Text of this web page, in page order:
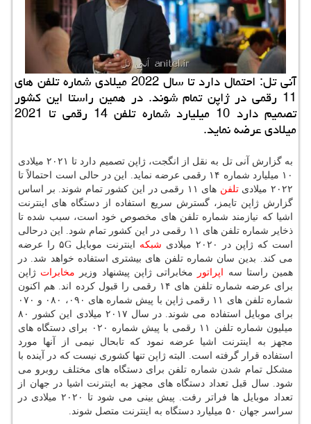
آنی تل: احتمال دارد تا سال 2022 میلادی شماره تلفن های
11 رقمی در ژاپن تمام شوند. در همین راستا این كشور
تصمیم دارد 10 میلیارد شماره تلفن 14 رقمی تا 2021
میلادی عرضه نماید.
به گزارش آنی تل به نقل از انگجت، ژاپن تصمیم دارد تا ۲۰۲۱ میلادی
۱۰ میلیارد شماره ۱۴ رقمی عرضه نماید. این در حالی است احتمالاً تا
۲۰۲۲ میلادی
تلفن
های ۱۱ رقمی در این كشور تمام شوند. بر اساس
گزارش ژاپن تایمز، گسترش سریع استفاده از دستگاه های اینترنت
اشیا كه نیازمند شماره تلفن های مخصوص خود است، سبب شده تا
ذخایر شماره تلفن های ۱۱ رقمی در این كشور تمام شود. این درحالی
است كه ژاپن در ۲۰۲۰ میلادی
شبكه
اینترنت موبایل ۵G را عرضه
می كند. بدین سان شماره تلفن های بیشتری استفاده خواهد شد. در
همین راستا سه
اپراتور مخابراتی ژاپن پیشنهاد وزیر مخابرات ژاپن
برای عرضه شماره تلفن های ۱۴ رقمی را قبول كرده اند. هم اكنون
شماره تلفن های ۱۱ رقمی ژاپن با پیش شماره های ۰۹۰، ۰۸۰ و ۰۷۰
برای موبایل استفاده می شوند. در سال ۲۰۱۷ میلادی این كشور ۸۰
میلیون شماره تلفن ۱۱ رقمی با پیش شماره ۰۲۰ برای دستگاه های
مجهز به اینترنت اشیا عرضه نمود كه تابحال نیمی از آنها مورد
استفاده قرار گرفته است. البته ژاپن تنها كشوری نیست كه در آینده با
مشكل تمام شدن شماره تلفن برای دستگاه های مختلف روبرو می
شود. سال قبل تعداد دستگاه های مجهز به اینترنت اشیا در جهان از
تعداد موبایل ها فراتر رفت. پیش بینی می شود تا ۲۰۲۰ میلادی در
سراسر جهان ۵۰ میلیارد دستگاه به اینترنت متصل شوند.